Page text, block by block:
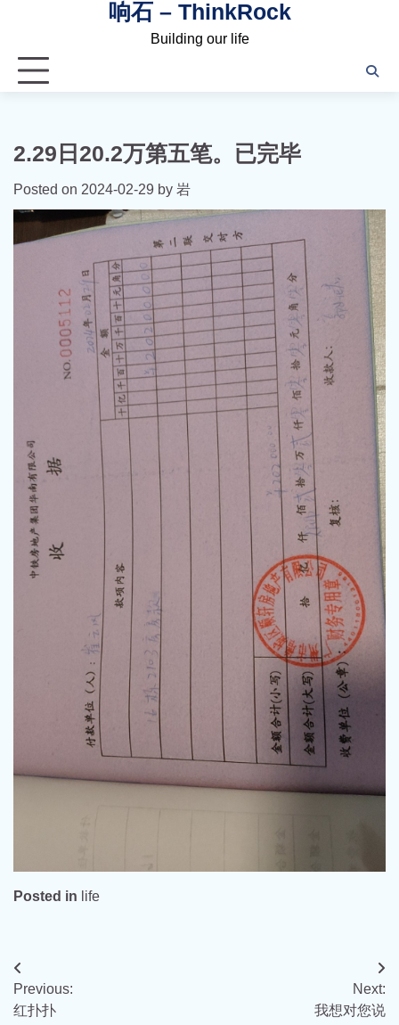
响石 – ThinkRock
Building our life
2.29日20.2万第五笔。已完毕
Posted on 2024-02-29 by 岩
Posted in life
文
章
Previous:
红扑扑
Next:
我想对您说